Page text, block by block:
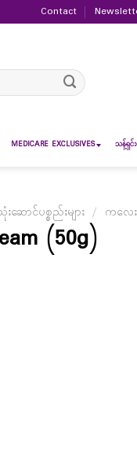
Contact
MEDICARE EXCLUSIVES သန့်ရှင်း
ောင်ပစ္စည်းများ / ကလေး
(50g)